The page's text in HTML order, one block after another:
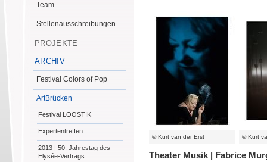
Team
Stellenausschreibungen
PROJEKTE
ARCHIV
Festival Colors of Pop
ArtBrücken
Festival LOOSTIK
Expertentreffen
2013 | 50. Jahrestag des
Elysée-Vertrags
© Kurt van der Erst © Kurt
Theater Musik | Fabrice